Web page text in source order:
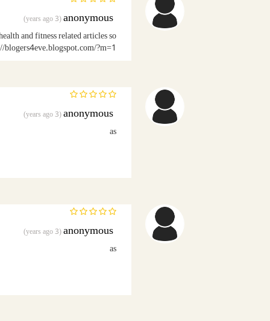
anonymous
(3 years ago)
and fitness related articles so
blogers4eve.blogspot.com/?m=1
anonymous
(3 years ago)
as
anonymous
(3 years ago)
as